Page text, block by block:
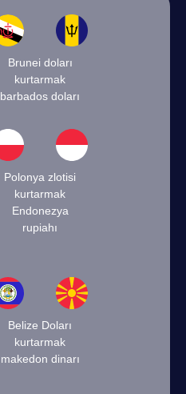
Brunei doları
kurtarmak
barbados doları
Polonya zlotisi
kurtarmak
Endonezya
rupiahı
Belize Doları
kurtarmak
makedon dinarı